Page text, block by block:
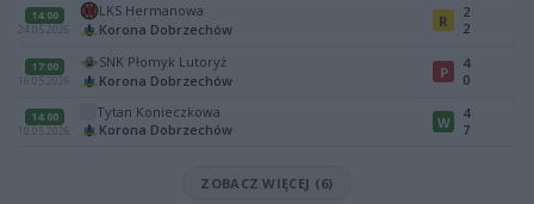
14:00
24.05.2026
LKS Hermanowa
Korona Dobrzechów
R
2
2
17:00
16.05.2026
SNK Płomyk Lutoryż
Korona Dobrzechów
P
4
0
14:00
10.05.2026
Tytan Konieczkowa
Korona Dobrzechów
W
4
7
ZOBACZ WIĘCEJ (6)